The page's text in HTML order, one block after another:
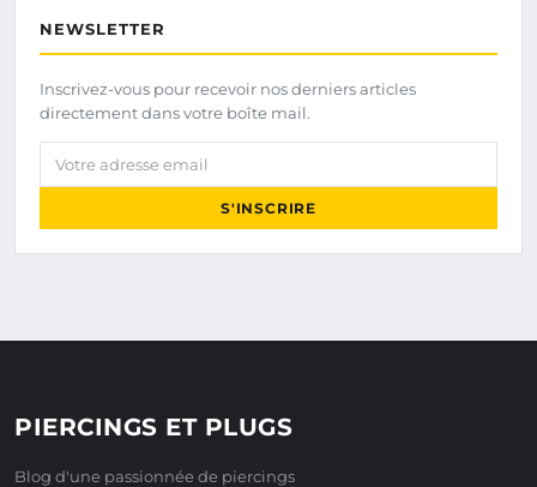
NEWSLETTER
Inscrivez-vous pour recevoir nos derniers articles
directement dans votre boîte mail.
Votre adresse email
S'INSCRIRE
PIERCINGS ET PLUGS
Blog d'une passionnée de piercings